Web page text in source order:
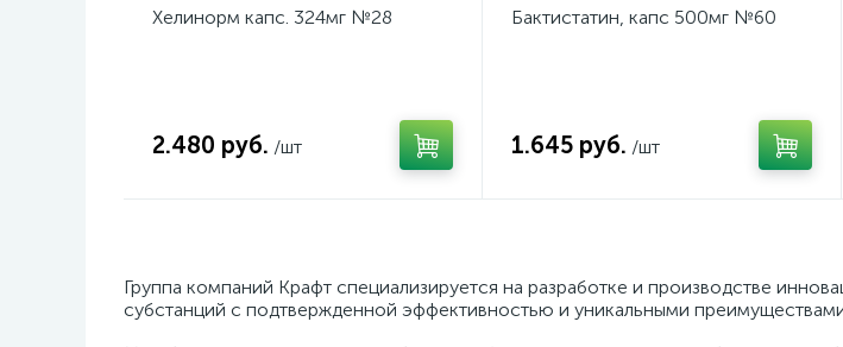
Хелинорм капс. 324мг №28
2.480 руб. /шт
Бактистатин, капс 500мг №60
1.645 руб. /шт
Группа компаний Крафт специализируется на разработке и производстве
субстанций с подтвержденной эффективностью и уникальными